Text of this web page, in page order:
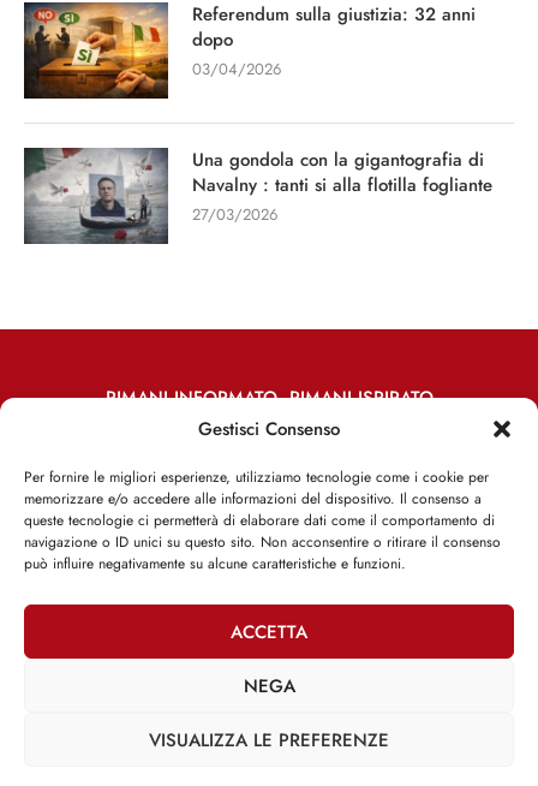
Gestisci Consenso
Per fornire le migliori esperienze, utilizziamo tecnologie come i cookie per
memorizzare e/o accedere alle informazioni del dispositivo. Il consenso a
queste tecnologie ci permetterà di elaborare dati come il comportamento di
navigazione o ID unici su questo sito. Non acconsentire o ritirare il consenso
può influire negativamente su alcune caratteristiche e funzioni.
ACCETTA
NEGA
VISUALIZZA LE PREFERENZE
Referendum sulla giustizia: 32 anni
dopo
03/04/2026
Una gondola con la gigantografia di
Navalny : tanti si alla flotilla fogliante
27/03/2026
RIMANI INFORMATO, RIMANI ISPIRATO
Iscriviti alla Newsletter
ISCRIVITI ADESSO
Facebook Twitter Email